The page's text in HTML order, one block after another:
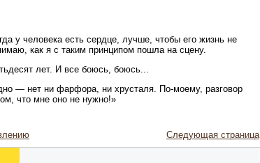
у человека есть сердце, лучше, чтобы его жизнь не
как я с таким принципом пошла на сцену.
лет. И все боюсь, боюсь...
— нет ни фарфора, ни хрусталя. По-моему, разговор
что мне оно не нужно!»
Следующая страница